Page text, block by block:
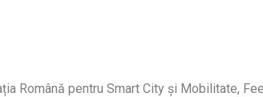
Română pentru Smart City și Mobilitate,